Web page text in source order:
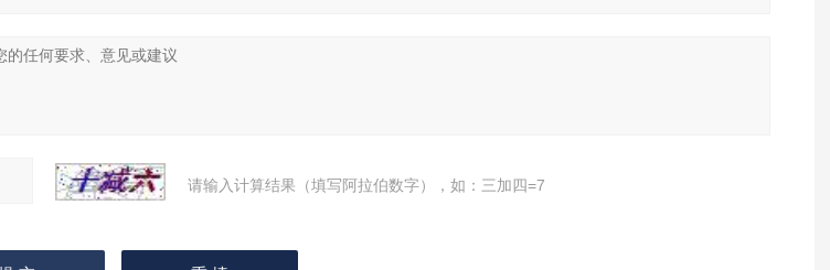
请输入计算结果（填写阿拉伯数字），如：三加四=7